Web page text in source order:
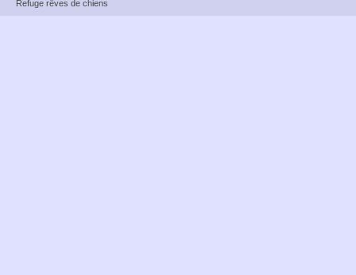
Refuge rêves de chiens